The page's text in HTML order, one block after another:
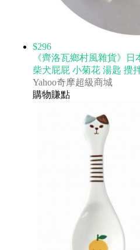
$296
《齊洛瓦鄉村風雜貨》
柴犬屁屁 小菊花 湯匙 攪
Yahoo奇摩超級商城
購物賺點